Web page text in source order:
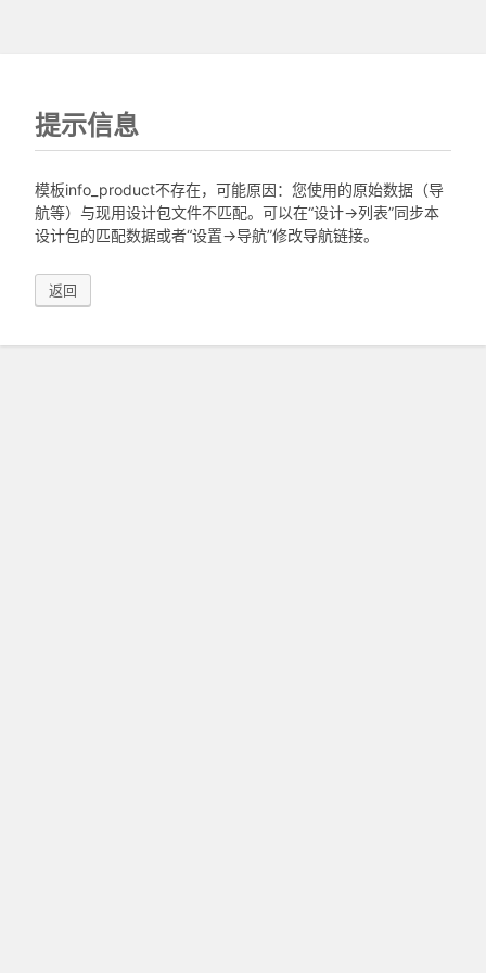
提示信息
模板info_product不存在，可能原因：您使用的原始数据（导
航等）与现用设计包文件不匹配。可以在“设计->列表”同步本
设计包的匹配数据或者“设置->导航”修改导航链接。
返回